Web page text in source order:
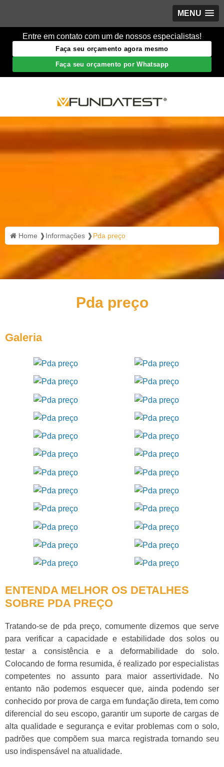
MENU
Entre em contato com um de nossos especialistas!
Faça seu orçamento agora mesmo
Faça seu orçamento por Whatsapp
Home ❱Informações ❱Pda preço
Pda preço
Galeria
ENTENDA MELHOR OS DETALHES
SOBRE PDA PREÇO
Tratando-se de pda preço, comumente dizemos que serve
para verificar a capacidade e estabilidade dos solos ou
testar a consistência e a deformabilidade do solo.
Colocando de forma resumida, é realizado por especialistas
competentes no assunto para maior assertividade. No
entanto não podemos esquecer que, ainda podendo ser
conhecido por prova de carga em fundação direta, tem como
diferencial do seu escopo, garantir um suporte de cargas de
alta qualidade e segurança e evitar problemas com o solo,
padrões que compõem sua marca registrada tornando seu
uso indispensável na atualidade.